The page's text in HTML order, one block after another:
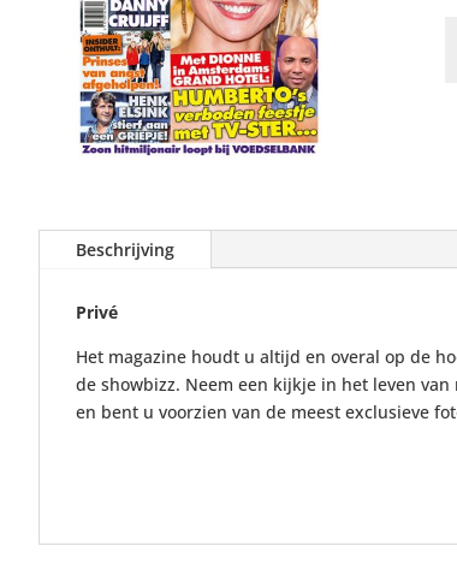
Beschrijving
Privé
Het magazine houdt u altijd en overal op de
de showbizz. Neem een kijkje in het leven
en bent u voorzien van de meest exclusieve